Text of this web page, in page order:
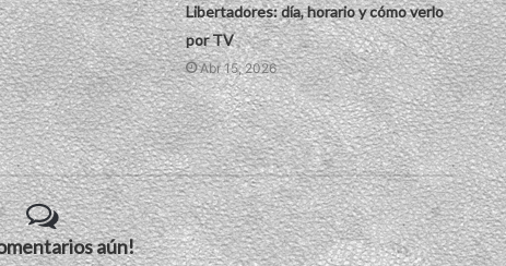
Libertadores: día, horario y cómo verlo
por TV
Abr 15, 2026
aún!